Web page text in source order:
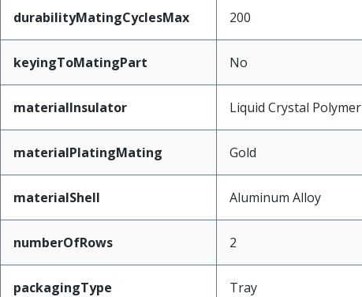
durabilityMatingCyclesMax 200
keyingToMatingPart No
materialInsulator Liquid Crystal Polymer
materialPlatingMating Gold
materialShell Aluminum Alloy
numberOfRows 2
packagingType Tray